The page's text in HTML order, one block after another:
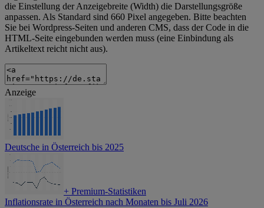
die Einstellung der Anzeigebreite (Width) die Darstellungsgröße
anpassen. Als Standard sind 660 Pixel angegeben. Bitte beachten
Sie bei Wordpress-Seiten und anderen CMS, dass der Code in die
HTML-Seite eingebunden werden muss (eine Einbindung als
Artikeltext reicht nicht aus).
Anzeige
Deutsche in Österreich bis 2025
+ Premium-Statistiken
Inflationsrate in Österreich nach Monaten bis Juli 2026